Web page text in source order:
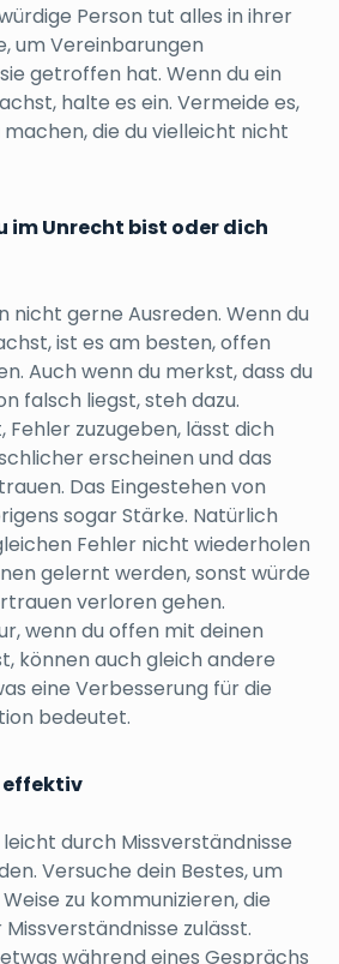
Person tut alles in ihrer
um Vereinbarungen
getroffen hat. Wenn du ein
halte es ein. Vermeide es,
die du vielleicht nicht
im Unrecht bist oder dich
nicht gerne Ausreden. Wenn du
ist es am besten, offen
Auch wenn du merkst, dass du
falsch liegst, steh dazu.
Fehler zuzugeben, lässt dich
erscheinen und das
Das Eingestehen von
sogar Stärke. Natürlich
Fehler nicht wiederholen
gelernt werden, sonst würde
verloren gehen.
wenn du offen mit deinen
können auch gleich andere
eine Verbesserung für die
bedeutet.
effektiv
durch Missverständnisse
Versuche dein Bestes, um
zu kommunizieren, die
zulässt.
während eines Gesprächs